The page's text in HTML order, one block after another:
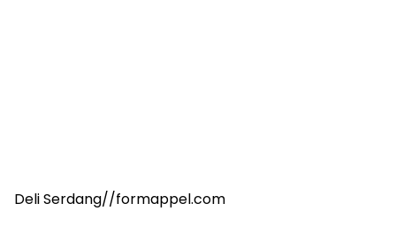
Deli Serdang//formappel.com